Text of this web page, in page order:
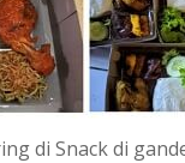
di Snack di